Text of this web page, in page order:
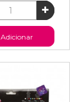
Adicionar